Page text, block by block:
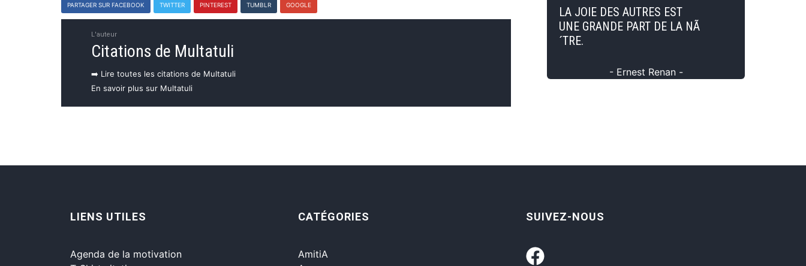
PARTAGER SUR FACEBOOK TWITTER PINTEREST TUMBLR GOOGLE
L'auteur
Citations de Multatuli
➡️ Lire toutes les citations de Multatuli
En savoir plus sur Multatuli
LA JOIE DES AUTRES EST
UNE GRANDE PART DE LA NÃ
´TRE.
- Ernest Renan -
LIENS UTILES
Agenda de la motivation
CATÉGORIES
AmitiA
SUIVEZ-NOUS